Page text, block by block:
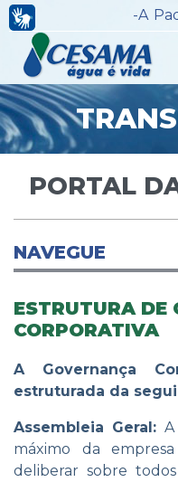
-A
PORTAL
NAVEGUE
ESTRUTURA DE
CORPORATIVA
A Governança
estruturada da
Assembleia Geral:
máximo da
deliberar sobre